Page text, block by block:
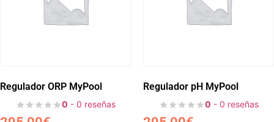
Regulador ORP MyPool
0 - 0 reseñas
Regulador pH MyPool
0 - 0 reseñas